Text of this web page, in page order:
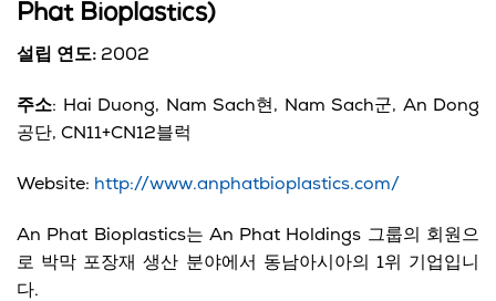
Phat Bioplastics)
설립 연도: 2002
주소: Hai Duong, Nam Sach현, Nam Sach군, An Dong
공단, CN11+CN12블럭
Website: http://www.anphatbioplastics.com/
An Phat Bioplastics는 An Phat Holdings 그룹의 회원으
로 박막 포장재 생산 분야에서 동남아시아의 1위 기업입니
다.